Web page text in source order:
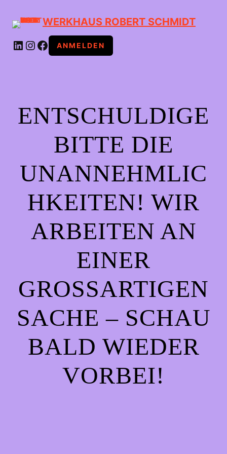
WERKHAUS ROBERT SCHMIDT
LINKEDIN INSTAGRAMFACEBOOK ANMELDEN
ENTSCHULDIGE
BITTE DIE
UNANNEHMLIC
HKEITEN! WIR
ARBEITEN AN
EINER
GROSSARTIGEN S
ACHE – SCHAU B
ALD WIEDER V
ORBEI!